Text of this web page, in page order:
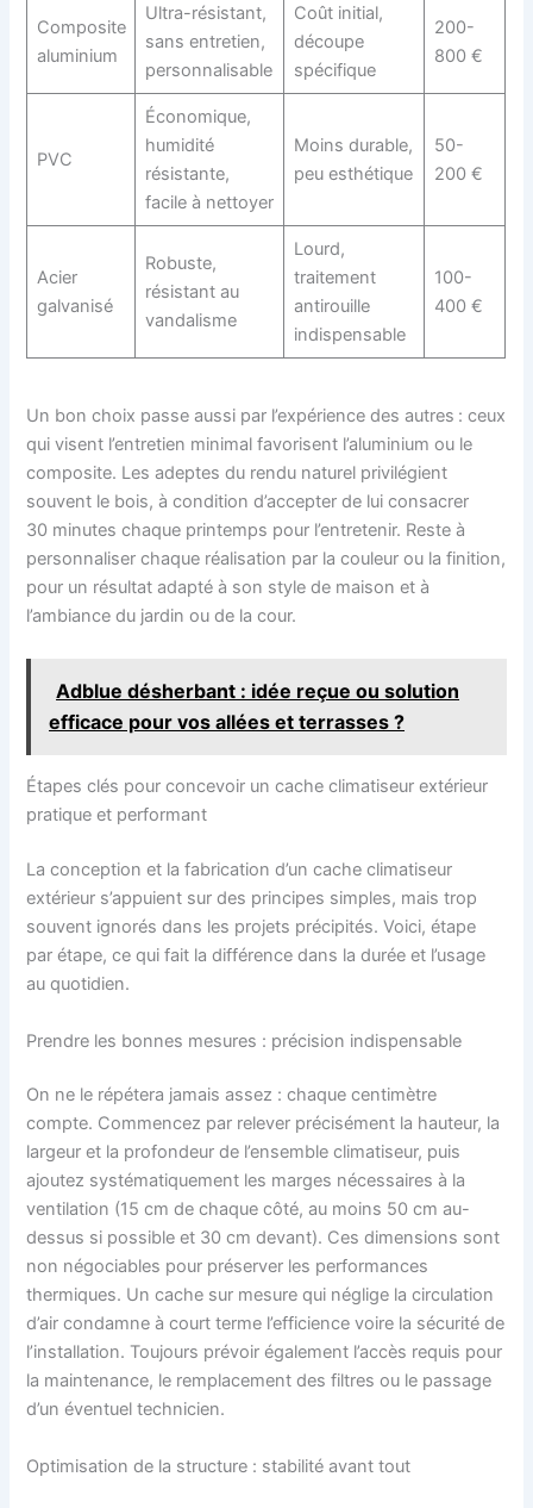
Composite
aluminium
Ultra-résistant,
sans entretien,
personnalisable
Coût initial,
découpe
spécifique
200-
800 €
PVC
Économique,
humidité
résistante,
facile à nettoyer
Moins durable,
peu esthétique
50-
200 €
Acier
galvanisé
Robuste,
résistant au
vandalisme
Lourd,
traitement
antirouille
indispensable
100-
400 €
Un bon choix passe aussi par l’expérience des autres : ceux
qui visent l’entretien minimal favorisent l’aluminium ou le
composite. Les adeptes du rendu naturel privilégient
souvent le bois, à condition d’accepter de lui consacrer
30 minutes chaque printemps pour l’entretenir. Reste à
personnaliser chaque réalisation par la couleur ou la finition,
pour un résultat adapté à son style de maison et à
l’ambiance du jardin ou de la cour.
Adblue désherbant : idée reçue ou solution
efficace pour vos allées et terrasses ?
Étapes clés pour concevoir un cache climatiseur extérieur
pratique et performant
La conception et la fabrication d’un cache climatiseur
extérieur s’appuient sur des principes simples, mais trop
souvent ignorés dans les projets précipités. Voici, étape
par étape, ce qui fait la différence dans la durée et l’usage
au quotidien.
Prendre les bonnes mesures : précision indispensable
On ne le répétera jamais assez : chaque centimètre
compte. Commencez par relever précisément la hauteur, la
largeur et la profondeur de l’ensemble climatiseur, puis
ajoutez systématiquement les marges nécessaires à la
ventilation (15 cm de chaque côté, au moins 50 cm au-
dessus si possible et 30 cm devant). Ces dimensions sont
non négociables pour préserver les performances
thermiques. Un cache sur mesure qui néglige la circulation
d’air condamne à court terme l’efficience voire la sécurité de
l’installation. Toujours prévoir également l’accès requis pour
la maintenance, le remplacement des filtres ou le passage
d’un éventuel technicien.
Optimisation de la structure : stabilité avant tout